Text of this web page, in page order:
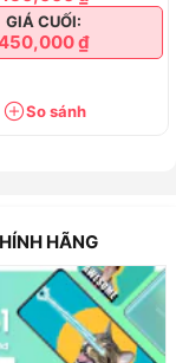
GIÁ CUỐI:
₫
So sánh
HÃNG